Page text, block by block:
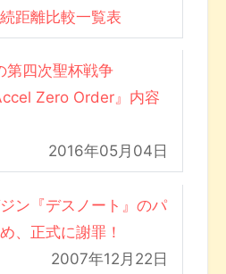
距離比較一覧表
第四次聖杯戦争
Zero Order』内容
2016年05月04日
ン『デスノート』のパ
、正式に謝罪！
2007年12月22日